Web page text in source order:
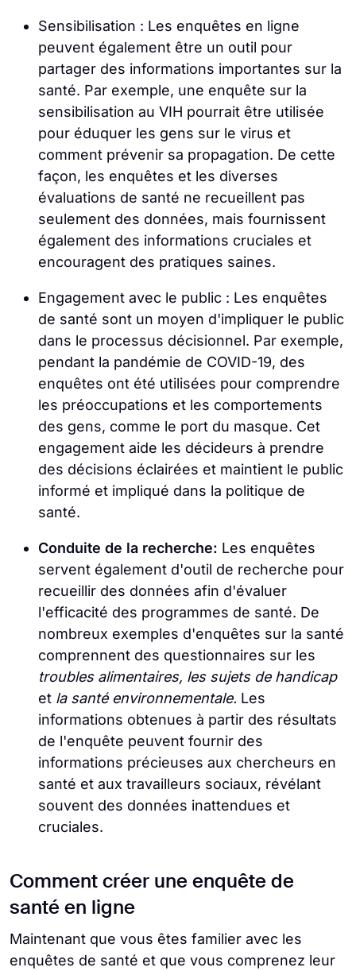
Sensibilisation : Les enquêtes en ligne
peuvent également être un outil pour
partager des informations importantes sur la
santé. Par exemple, une enquête sur la
sensibilisation au VIH pourrait être utilisée
pour éduquer les gens sur le virus et
comment prévenir sa propagation. De cette
façon, les enquêtes et les diverses
évaluations de santé ne recueillent pas
seulement des données, mais fournissent
également des informations cruciales et
encouragent des pratiques saines.
Engagement avec le public : Les enquêtes
de santé sont un moyen d'impliquer le public
dans le processus décisionnel. Par exemple,
pendant la pandémie de COVID-19, des
enquêtes ont été utilisées pour comprendre
les préoccupations et les comportements
des gens, comme le port du masque. Cet
engagement aide les décideurs à prendre
des décisions éclairées et maintient le public
informé et impliqué dans la politique de
santé.
Conduite de la recherche: Les enquêtes
servent également d'outil de recherche pour
recueillir des données afin d'évaluer
l'efficacité des programmes de santé. De
nombreux exemples d'enquêtes sur la santé
comprennent des questionnaires sur les
troubles alimentaires, les sujets de handicap
et la santé environnementale. Les
informations obtenues à partir des résultats
de l'enquête peuvent fournir des
informations précieuses aux chercheurs en
santé et aux travailleurs sociaux, révélant
souvent des données inattendues et
cruciales.
Comment créer une enquête de
santé en ligne
Maintenant que vous êtes familier avec les
enquêtes de santé et que vous comprenez leur